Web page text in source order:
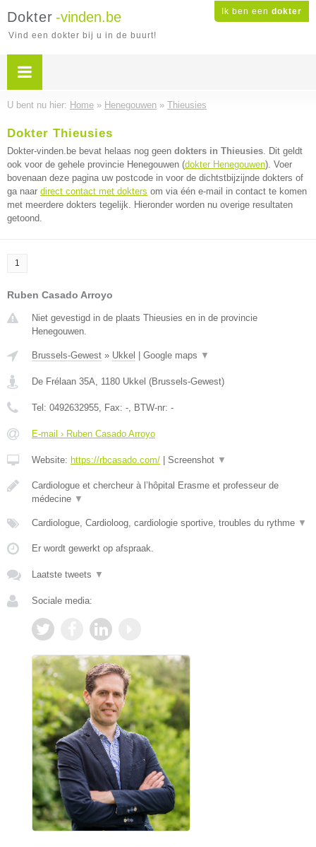
Ik ben een dokter
Dokter -vinden.be
Vind een dokter bij u in de buurt!
U bent nu hier: Home » Henegouwen » Thieusies
Dokter Thieusies
Dokter-vinden.be bevat helaas nog geen dokters in Thieusies. Dit geldt
ook voor de gehele provincie Henegouwen (dokter Henegouwen). Voer
bovenaan deze pagina uw postcode in voor de dichtstbijzijnde dokters of
ga naar direct contact met dokters om via één e-mail in contact te komen
met meerdere dokters tegelijk. Hieronder worden nu overige resultaten
getoond.
1
Ruben Casado Arroyo
Niet gevestigd in de plaats Thieusies en in de provincie
Henegouwen.
Brussels-Gewest » Ukkel Google maps ▼
De Frélaan 35A, 1180 Ukkel (Brussels-Gewest)
Tel: 0492632955, Fax: -, BTW-nr: -
E-mail › Ruben Casado Arroyo
Website: https://rbcasado.com/ Screenshot ▼
Cardiologue et chercheur à l’hôpital Erasme et professeur de
médecine ▼
Cardiologue, Cardioloog, cardiologie sportive, troubles du rythme ▼
Er wordt gewerkt op afspraak.
Laatste tweets ▼
Sociale media: